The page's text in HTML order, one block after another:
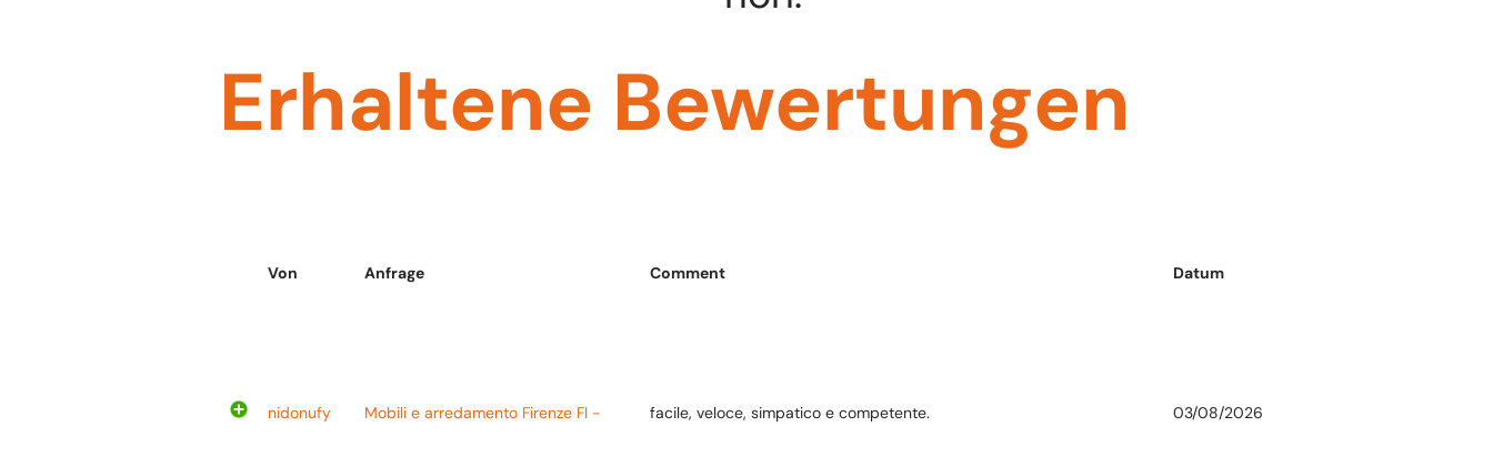
Erhaltene Bewertungen
Von Anfrage Comment Datum
nidonufy Mobili e arredamento Firenze FI - facile, veloce, simpatico e competente. 03/08/2026